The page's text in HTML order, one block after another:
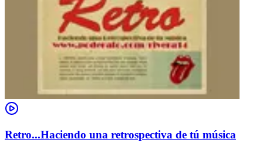
Retro...Haciendo una retrospectiva de tú música